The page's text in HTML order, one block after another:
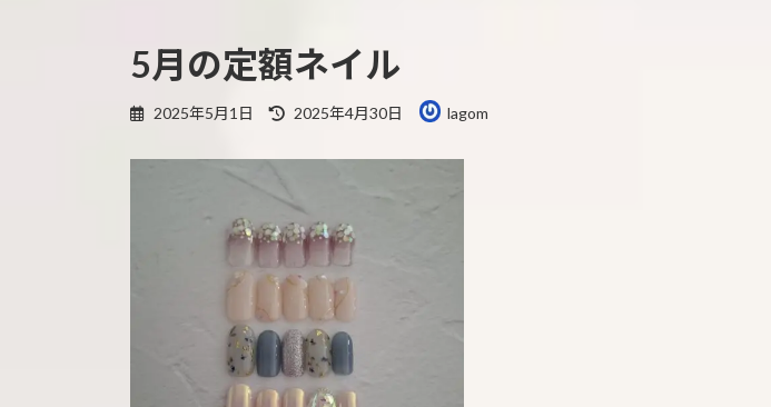
5月の定額ネイル
2025年5月1日
最
時
:
2025年4月30日 lagom